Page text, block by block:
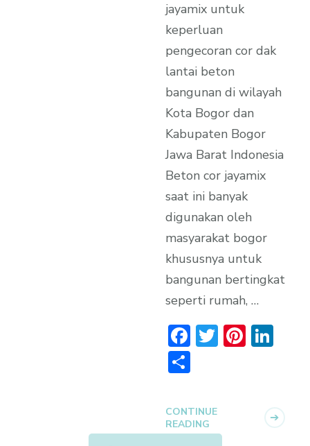
jayamix untuk
keperluan
pengecoran cor dak
lantai beton
bangunan di wilayah
Kota Bogor dan
Kabupaten Bogor
Jawa Barat Indonesia
Beton cor jayamix
saat ini banyak
digunakan oleh
masyarakat bogor
khususnya untuk
bangunan bertingkat
seperti rumah, …
Facebook
Twitter
Share
CONTINUE
READING